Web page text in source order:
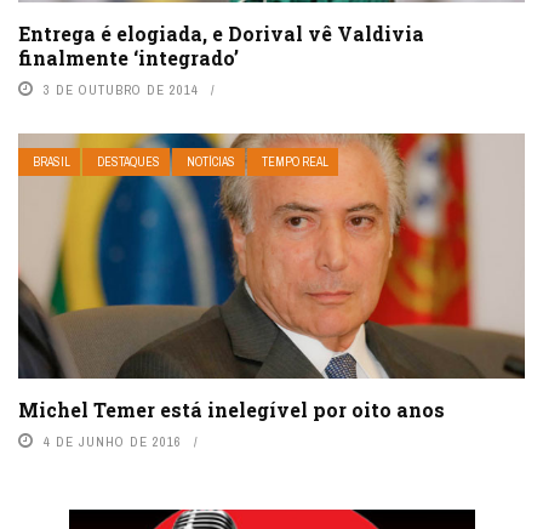
Entrega é elogiada, e Dorival vê Valdivia
finalmente ‘integrado’
3 DE OUTUBRO DE 2014
BRASIL DESTAQUES NOTÍCIAS TEMPO REAL
Michel Temer está inelegível por oito anos
4 DE JUNHO DE 2016